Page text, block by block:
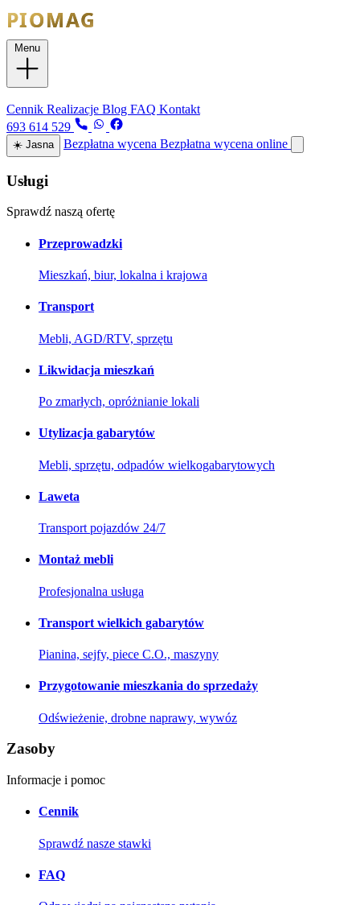
Cennik Realizacje Blog FAQ Kontakt
693 614 529
☀️ Jasna Bezpłatna wycena Bezpłatna wycena online
Usługi
Sprawdź naszą ofertę
Przeprowadzki
Mieszkań, biur, lokalna i krajowa
Transport
Mebli, AGD/RTV, sprzętu
Likwidacja mieszkań
Po zmarłych, opróżnianie lokali
Utylizacja gabarytów
Mebli, sprzętu, odpadów wielkogabarytowych
Laweta
Transport pojazdów 24/7
Montaż mebli
Profesjonalna usługa
Transport wielkich gabarytów
Pianina, sejfy, piece C.O., maszyny
Przygotowanie mieszkania do sprzedaży
Odświeżenie, drobne naprawy, wywóz
Zasoby
Informacje i pomoc
Cennik
Sprawdź nasze stawki
FAQ